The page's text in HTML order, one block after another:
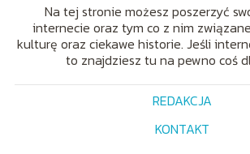
Na tej stronie możesz poszerzyć
internecie oraz tym co z nim
kulturę oraz ciekawe historie. Jeśli
to znajdziesz tu na pewno coś
REDAKCJA
KONTAKT